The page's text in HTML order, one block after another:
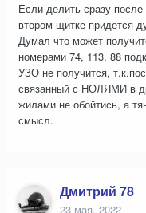
Если делить сразу
втором щитке придется
Думал что может
номерами 74, 113, 88
УЗО не получится,
связанный с НОЛЯМИ в
жилами не обойтись, а
смысл.
Дмитрий 78
23 мая, 2022